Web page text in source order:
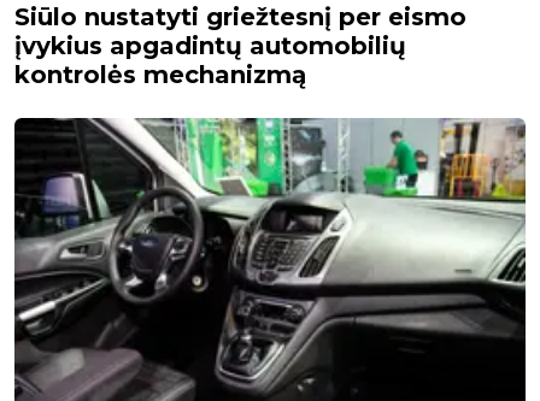
Siūlo nustatyti griežtesnį per eismo
įvykius apgadintų automobilių
kontrolės mechanizmą